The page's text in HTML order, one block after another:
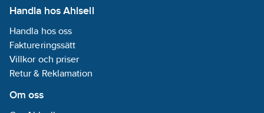
Handla hos Ahlsell
Handla hos oss
Faktureringssätt
Villkor och priser
Retur & Reklamation
Om oss